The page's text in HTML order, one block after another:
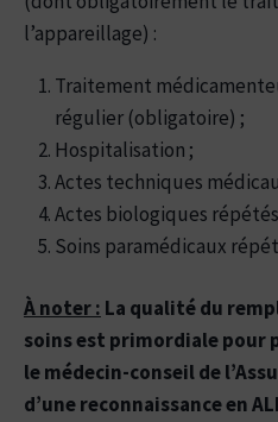
l’appareillage) :
Traitement
régulier (obligatoire) ;
Hospitalisation ;
Actes techniques
Actes biologiques
Soins paramédicaux
Ànoter : La qualité du
soins est primordiale pour
le médecin-conseil de
d’une reconnaissance en